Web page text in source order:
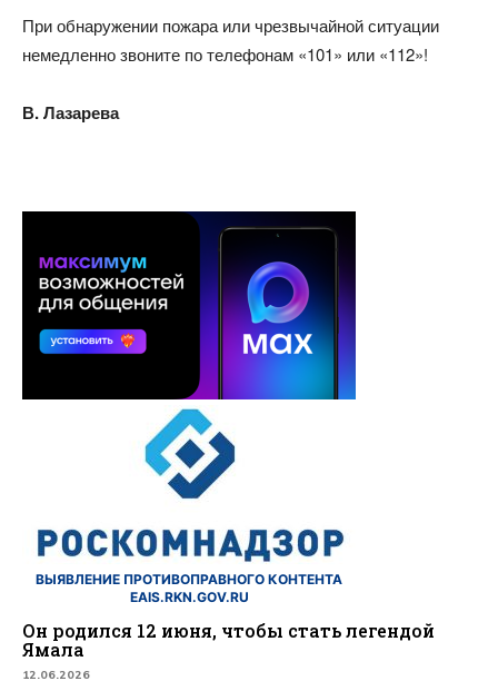
При обнаружении пожара или чрезвычайной ситуации
немедленно звоните по телефонам «101» или «112»!
В. Лазарева
ВЫЯВЛЕНИЕ ПРОТИВОПРАВНОГО КОНТЕНТА
EAIS.RKN.GOV.RU
Он родился 12 июня, чтобы стать легендой
Ямала
12.06.2026